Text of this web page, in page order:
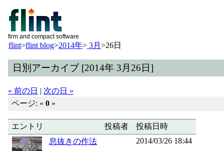
firm and compact software
flint>flint blog>2014年> 3月 >26日
日別アーカイブ [2014年 3月26日]
« 前の日 | 次の日 »
ページ: «0 »
エントリ 投稿者
投稿日時
息抜きの作法
2014/03/26 18:44